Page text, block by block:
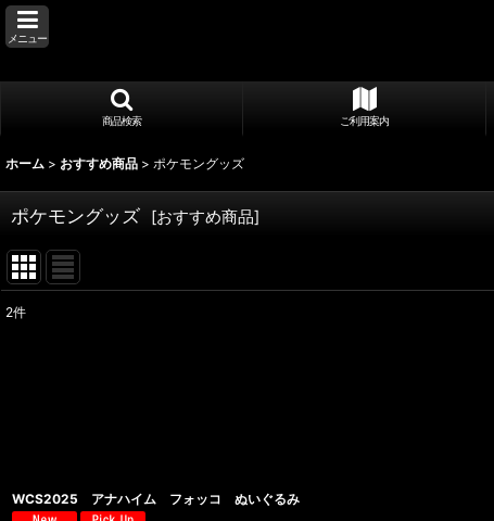
メニュー
商品検索 ご利用案内
ホーム > おすすめ商品 > ポケモングッズ
ポケモングッズ [おすすめ商品]
2件
WCS2025 アナハイム フォッコ ぬいぐるみ